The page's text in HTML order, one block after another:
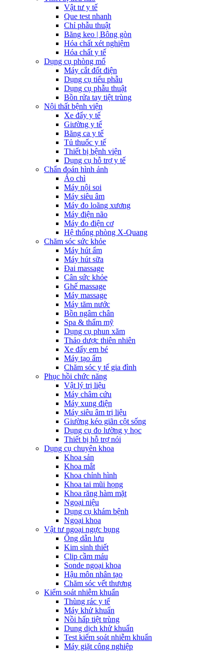
Vật tư y tế
Que test nhanh
Chỉ phẫu thuật
Băng keo | Bông gòn
Hóa chất xét nghiệm
Hóa chất y tế
Dụng cụ phòng mổ
Máy cắt đốt điện
Dụng cụ tiểu phẫu
Dụng cụ phẫu thuật
Bồn rửa tay tiệt trùng
Nội thất bệnh viện
Xe đẩy y tế
Giường y tế
Băng ca y tế
Tủ thuốc y tế
Thiết bị bệnh viện
Dụng cụ hỗ trợ y tế
Chẩn đoán hình ảnh
Áo chì
Máy nội soi
Máy siêu âm
Máy đo loãng xương
Máy điện não
Máy đo điện cơ
Hệ thống phòng X-Quang
Chăm sóc sức khỏe
Máy hút ẩm
Máy hút sữa
Đai massage
Cân sức khỏe
Ghế massage
Máy massage
Máy tăm nước
Bồn ngâm chân
Spa & thẩm mỹ
Dụng cụ phun xăm
Thảo dược thiên nhiên
Xe đẩy em bé
Máy tạo ẩm
Chăm sóc y tế gia đình
Phục hồi chức năng
Vật lý trị liệu
Máy châm cứu
Máy xung điện
Máy siêu âm trị liệu
Giường kéo giãn cột sống
Dụng cụ đo lường y học
Thiết bị hỗ trợ nói
Dụng cụ chuyên khoa
Khoa sản
Khoa mắt
Khoa chỉnh hình
Khoa tai mũi họng
Khoa răng hàm mặt
Ngoại niệu
Dụng cụ khám bệnh
Ngoại khoa
Vật tư ngoại ngực bụng
Ống dẫn lưu
Kim sinh thiết
Clip cầm máu
Sonde ngoại khoa
Hậu môn nhân tạo
Chăm sóc vết thương
Kiểm soát nhiễm khuẩn
Thùng rác y tế
Máy khử khuẩn
Nồi hấp tiệt trùng
Dung dịch khử khuẩn
Test kiểm soát nhiễm khuẩn
Máy giặt công nghiệp